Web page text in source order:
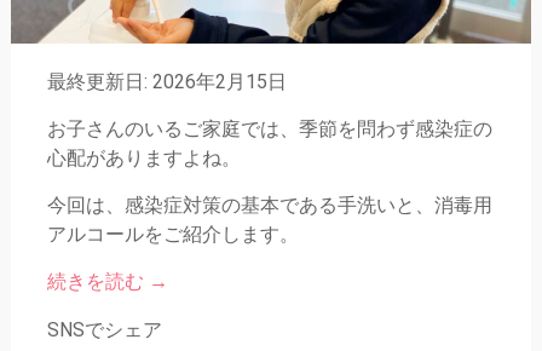
最終更新日: 2026年2月15日
お子さんのいるご家庭では、季節を問わず感染症の
心配がありますよね。
今回は、感染症対策の基本である手洗いと、消毒用
アルコールをご紹介します。
続きを読む →
SNSでシェア